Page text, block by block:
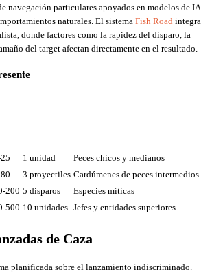
navegación particulares apoyados en modelos de IA
naturales. El sistema Fish Road integra
donde factores como la rapidez del disparo, la
del target afectan directamente en el resultado.
1 unidad
Peces chicos y medianos
3 proyectiles Cardúmenes de peces intermedios
200 5 disparos
Especies míticas
500 10 unidades Jefes y entidades superiores
de Caza
planificada sobre el lanzamiento indiscriminado.